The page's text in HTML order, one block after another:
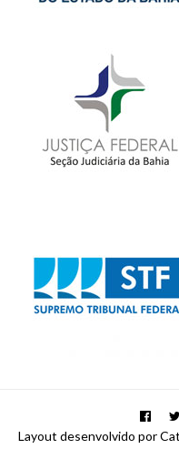
Layout desenvolvido por